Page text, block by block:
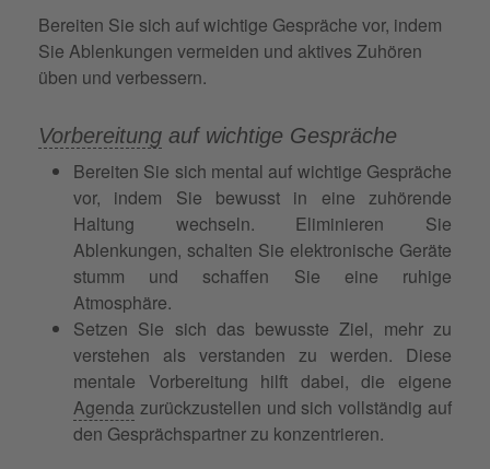
Bereiten Sie sich auf wichtige Gespräche vor, indem
Sie Ablenkungen vermeiden und aktives Zuhören
üben und verbessern.
Vorbereitung auf wichtige Gespräche
Bereiten Sie sich mental auf wichtige Gespräche
vor, indem Sie bewusst in eine zuhörende
Haltung wechseln. Eliminieren Sie
Ablenkungen, schalten Sie elektronische Geräte
stumm und schaffen Sie eine ruhige
Atmosphäre.
Setzen Sie sich das bewusste Ziel, mehr zu
verstehen als verstanden zu werden. Diese
mentale Vorbereitung hilft dabei, die eigene
Agenda zurückzustellen und sich vollständig auf
den Gesprächspartner zu konzentrieren.